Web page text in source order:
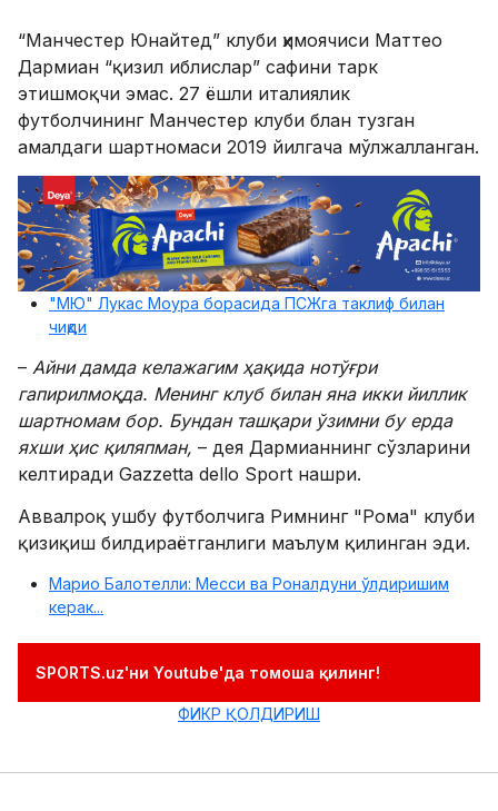
“Манчестер Юнайтед” клуби ҳимоячиси Маттео
Дармиан “қизил иблислар” сафини тарк
этишмоқчи эмас. 27 ёшли италиялик
футболчининг Манчестер клуби блан тузган
амалдаги шартномаси 2019 йилгача мўлжалланган.
"МЮ" Лукас Моура борасида ПСЖга таклиф билан
чиқди
– Айни дамда келажагим ҳақида нотўғри
гапирилмоқда. Менинг клуб билан яна икки йиллик
шартномам бор. Бундан ташқари ўзимни бу ерда
яхши ҳис қиляпман, – дея Дармианнинг сўзларини
келтиради Gazzetta dello Sport нашри.
Аввалроқ ушбу футболчига Римнинг "Рома" клуби
қизиқиш билдираётганлиги маълум қилинган эди.
Марио Балотелли: Месси ва Роналдуни ўлдиришим
керак...
SPORTS.uz'ни Youtube'да томоша қилинг!
ФИКР ҚОЛДИРИШ